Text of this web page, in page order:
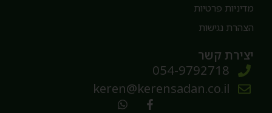
מדיניות פרטיות
הצהרת נגישות
יצירת קשר
054-9792718
keren@kerensadan.co.il